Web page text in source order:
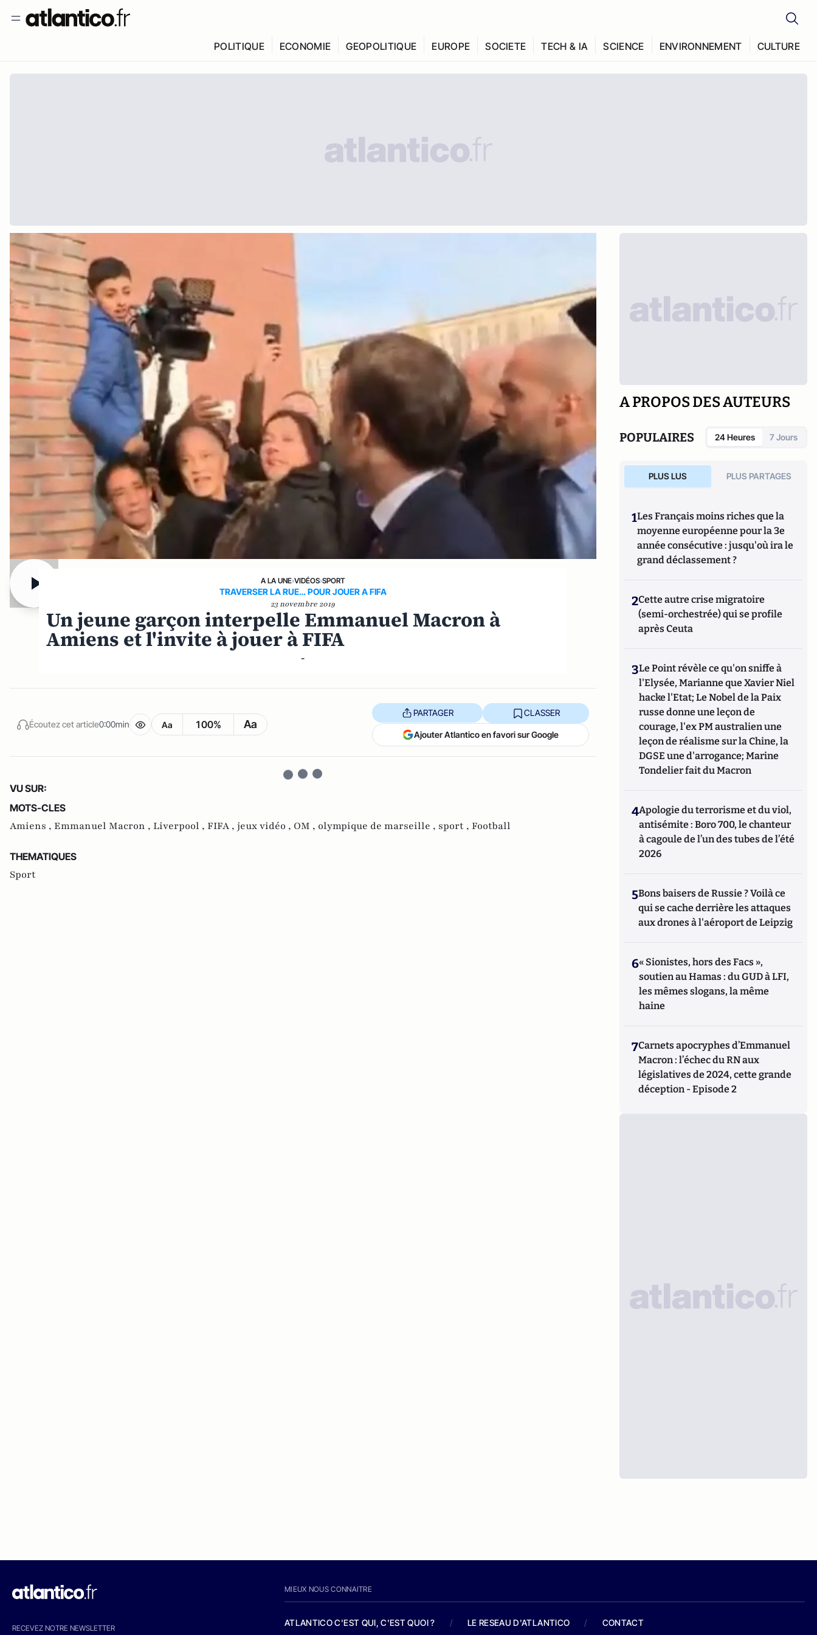
POLITIQUE ECONOMIE GEOPOLITIQUE EUROPE SOCIETE TECH & IA SCIENCE ENVIRONNEMENT CULTURE
A LA UNE›VIDÉOS›SPORT
TRAVERSER LA RUE… POUR JOUER A FIFA
23 novembre 2019
Un jeune garçon interpelle Emmanuel Macron à
Amiens et l'invite à jouer à FIFA
-
Écoutez cet article0:00min Aa 100% Aa
PARTAGER CLASSER
Ajouter Atlantico en favori sur Google
VU SUR:
MOTS-CLES
Amiens , Emmanuel Macron , Liverpool , FIFA , jeux vidéo , OM , olympique de marseille , sport , Football
THEMATIQUES
Sport
A PROPOS DES AUTEURS
POPULAIRES 24 Heures 7 Jours
PLUS LUS PLUS PARTAGES
1Les Français moins riches que la
moyenne européenne pour la 3e
année consécutive : jusqu'où ira le
grand déclassement ?
2Cette autre crise migratoire
(semi-orchestrée) qui se profile
après Ceuta
3Le Point révèle ce qu'on sniffe à
l'Elysée, Marianne que Xavier Niel
hacke l'Etat; Le Nobel de la Paix
russe donne une leçon de
courage, l'ex PM australien une
leçon de réalisme sur la Chine, la
DGSE une d'arrogance; Marine
Tondelier fait du Macron
4Apologie du terrorisme et du viol,
antisémite : Boro 700, le chanteur
à cagoule de l’un des tubes de l’été
2026
5Bons baisers de Russie ? Voilà ce
qui se cache derrière les attaques
aux drones à l'aéroport de Leipzig
6« Sionistes, hors des Facs »,
soutien au Hamas : du GUD à LFI,
les mêmes slogans, la même
haine
7Carnets apocryphes d’Emmanuel
Macron : l’échec du RN aux
législatives de 2024, cette grande
déception - Episode 2
RECEVEZ NOTRE NEWSLETTER
MIEUX NOUS CONNAITRE
ATLANTICO C'EST QUI, C'EST QUOI ? / LE RESEAU D'ATLANTICO / CONTACT